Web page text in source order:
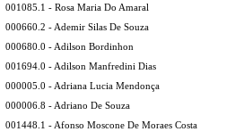
001085.1 - Rosa Maria Do Amaral
000660.2 - Ademir Silas De Souza
000680.0 - Adilson Bordinhon
001694.0 - Adilson Manfredini Dias
000005.0 - Adriana Lucia Mendonça
000006.8 - Adriano De Souza
001448.1 - Afonso Moscone De Moraes Costa